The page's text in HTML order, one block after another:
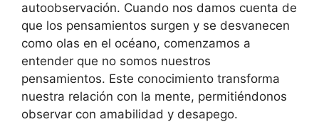
autoobservación. Cuando nos damos cuenta de
que los pensamientos surgen y se desvanecen
como olas en el océano, comenzamos a
entender que no somos nuestros
pensamientos. Este conocimiento transforma
nuestra relación con la mente, permitiéndonos
observar con amabilidad y desapego.